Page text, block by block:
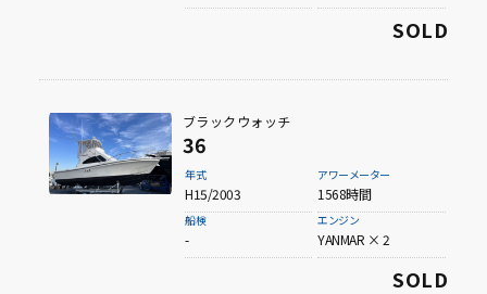
SOLD
ブラックウォッチ
36
年式
H15/2003
アワーメーター
1568時間
船検
-
エンジン
YANMAR × 2
SOLD